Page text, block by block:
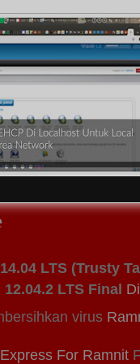
LTS (Trusty
LTS Final
virus
For Ramnit